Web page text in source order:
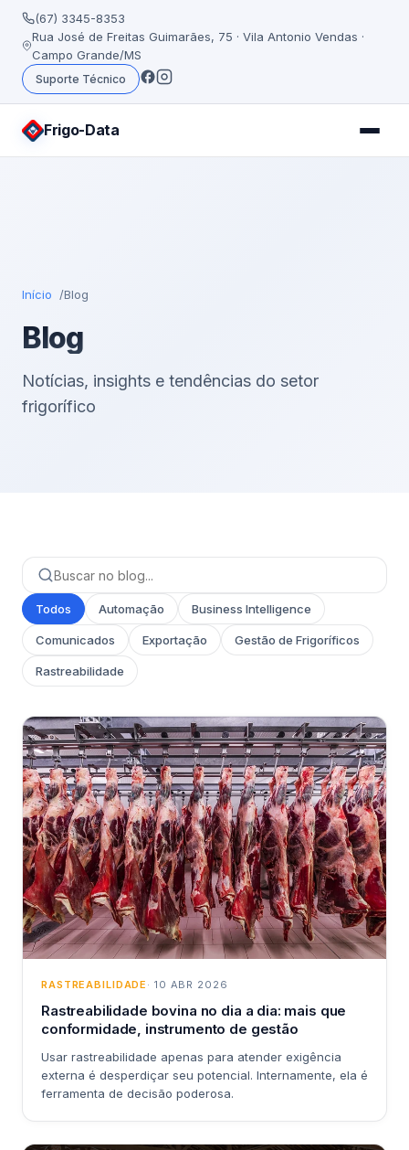
(67) 3345-8353
Rua José de Freitas Guimarães, 75 · Vila Antonio Vendas ·
Campo Grande/MS
Suporte Técnico
Frigo-Data
Início Blog
Blog
Notícias, insights e tendências do setor
frigorífico
Todos Automação Business Intelligence
Comunicados Exportação Gestão de Frigoríficos
Rastreabilidade
RASTREABILIDADE · 10 ABR 2026
Rastreabilidade bovina no dia a dia: mais que
conformidade, instrumento de gestão
Usar rastreabilidade apenas para atender exigência
externa é desperdiçar seu potencial. Internamente, ela é
ferramenta de decisão poderosa.